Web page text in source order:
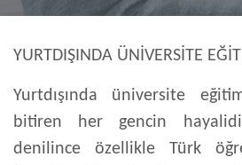
YURTDIŞINDA ÜNİVERSİTE
Yurtdışında üniversite
bitiren her gencin
denilince özellikle Türk